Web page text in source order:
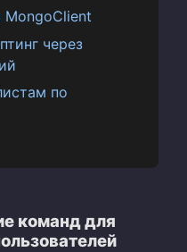
MongoClient
через
по
команд для